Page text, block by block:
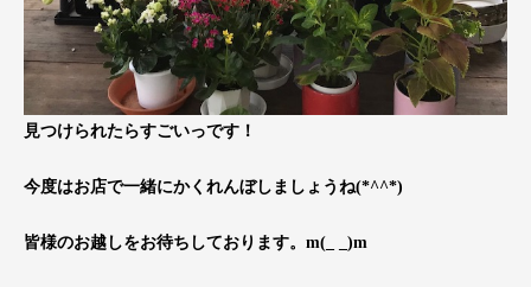
見つけられたらすごいっです！
今度はお店で一緒にかくれんぼしましょうね(*^^*)
皆様のお越しをお待ちしております。m(_ _)m